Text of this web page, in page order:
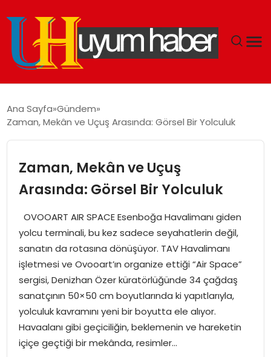
EKONOMI
SIYASET
DÜNYA
SPOR
TEKNOLOJI
SAĞLIK
MAGAZIN
YAŞAM
Ana Sayfa Gündem
Zaman, Mekân ve Uçuş Arasında: Görsel Bir Yolculuk
Zaman, Mekân ve Uçuş
Arasında: Görsel Bir Yolculuk
OVOOART AIR SPACE Esenboğa Havalimanı giden
yolcu terminali, bu kez sadece seyahatlerin değil,
sanatın da rotasına dönüşüyor. TAV Havalimanı
işletmesi ve Ovooart’ın organize ettiği “Air Space”
sergisi, Denizhan Özer küratörlüğünde 34 çağdaş
sanatçının 50×50 cm boyutlarında ki yapıtlarıyla,
yolculuk kavramını yeni bir boyutta ele alıyor.
Havaalanı gibi geçiciliğin, beklemenin ve hareketin
içiçe geçtiği bir mekânda, resimler…